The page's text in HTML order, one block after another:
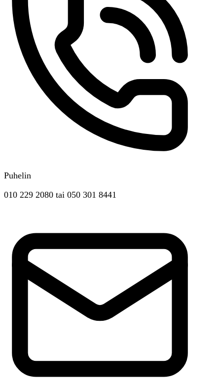
Puhelin
010 229 2080 tai 050 301 8441